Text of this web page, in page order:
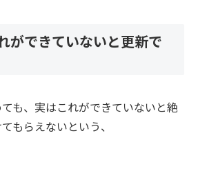
ができていないと更新で
も、実はこれができていないと絶
もらえないという、